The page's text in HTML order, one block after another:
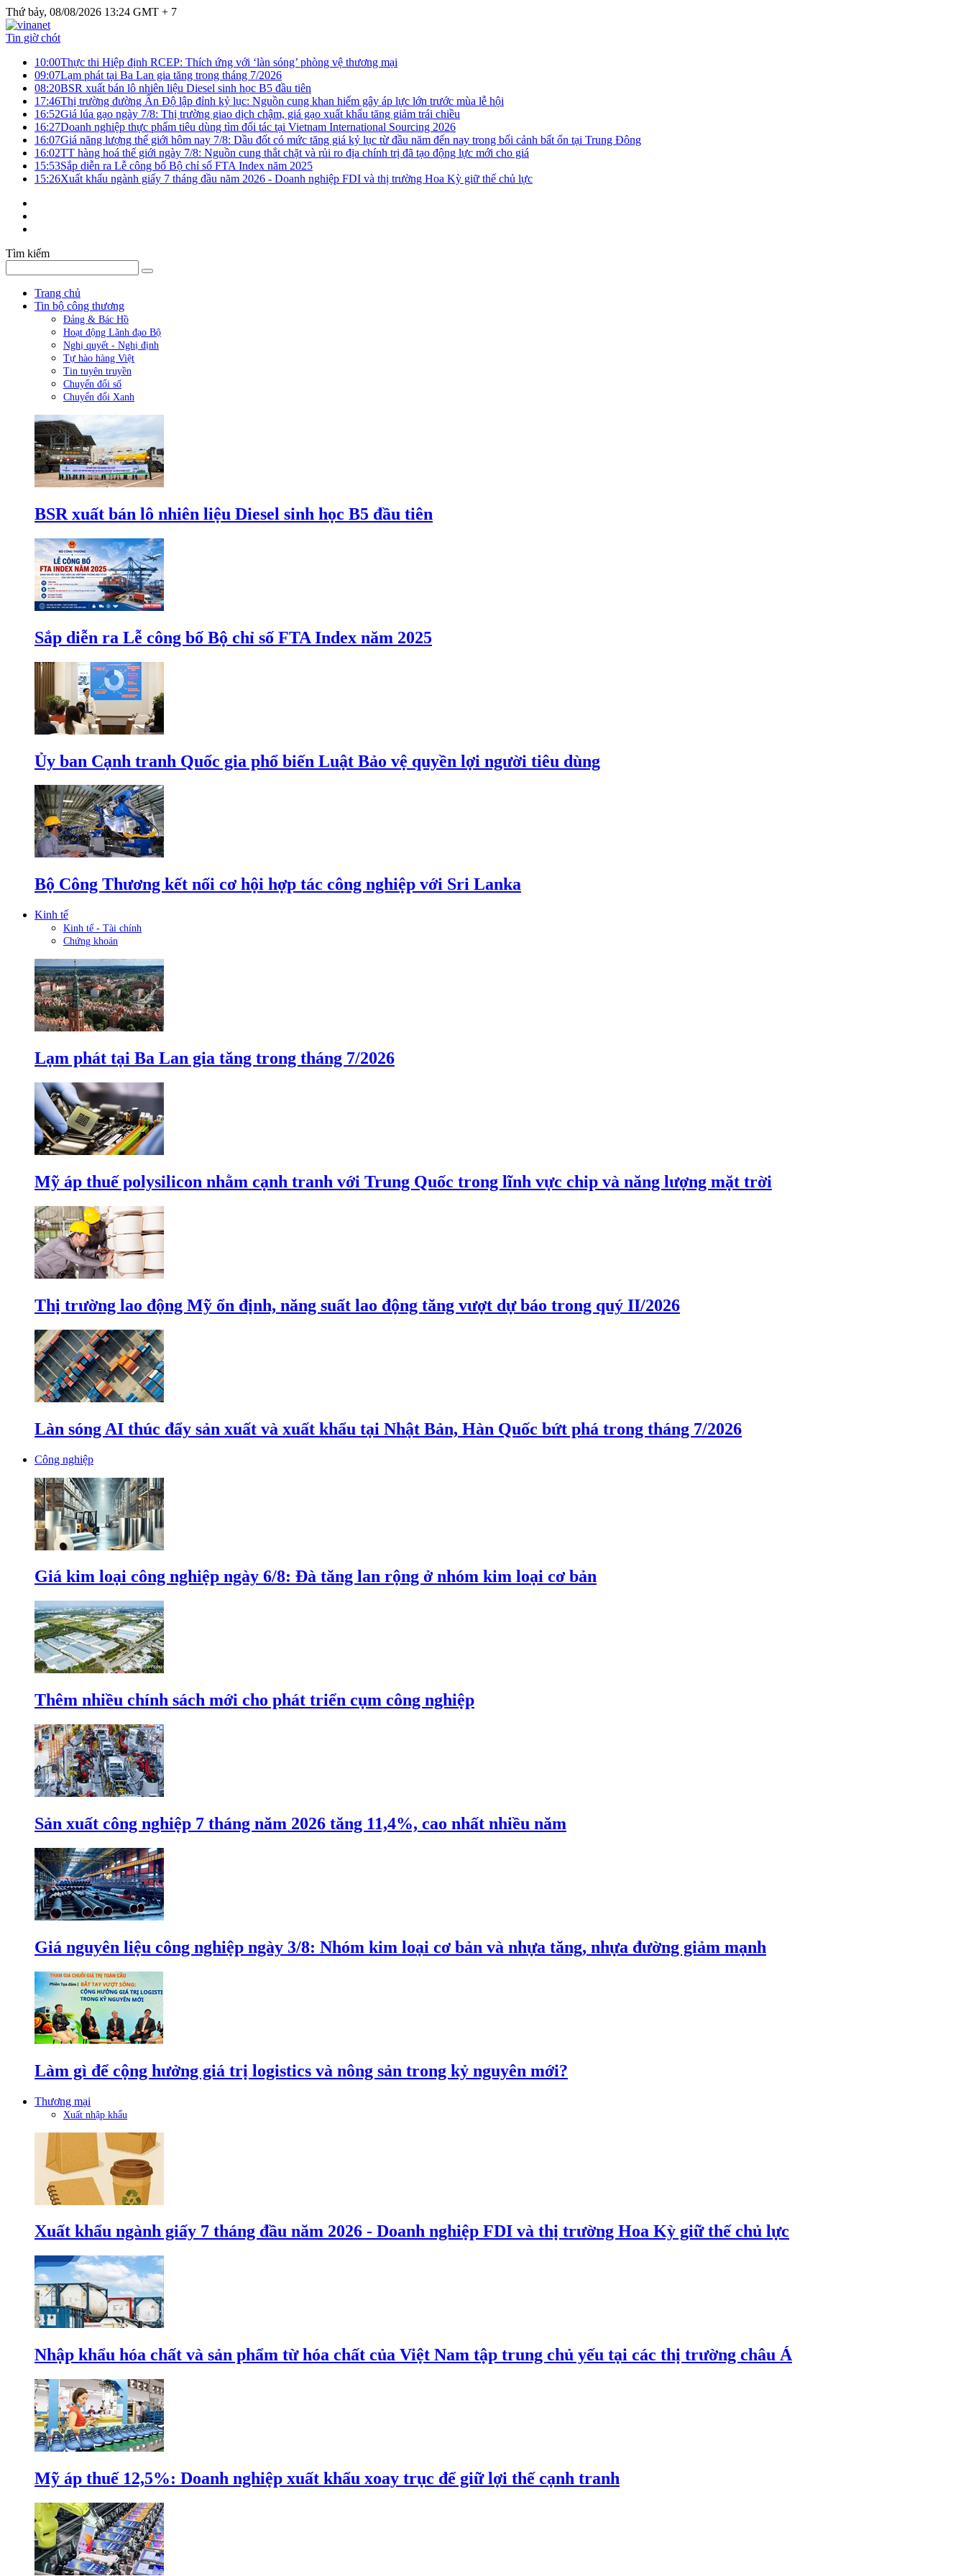
Thứ bảy, 08/08/2026 13:24 GMT + 7
Tin giờ chót
10:00Thực thi Hiệp định RCEP: Thích ứng với ‘làn sóng’ phòng vệ thương mại
09:07Lạm phát tại Ba Lan gia tăng trong tháng 7/2026
08:20BSR xuất bán lô nhiên liệu Diesel sinh học B5 đầu tiên
17:46Thị trường đường Ấn Độ lập đỉnh kỷ lục: Nguồn cung khan hiếm gây áp lực lớn trước mùa lễ hội
16:52Giá lúa gạo ngày 7/8: Thị trường giao dịch chậm, giá gạo xuất khẩu tăng giảm trái chiều
16:27Doanh nghiệp thực phẩm tiêu dùng tìm đối tác tại Vietnam International Sourcing 2026
16:07Giá năng lượng thế giới hôm nay 7/8: Dầu đốt có mức tăng giá kỷ lục từ đầu năm đến nay trong bối cảnh bất ổn tại Trung Đông
16:02TT hàng hoá thế giới ngày 7/8: Nguồn cung thắt chặt và rủi ro địa chính trị đã tạo động lực mới cho giá
15:53Sắp diễn ra Lễ công bố Bộ chỉ số FTA Index năm 2025
15:26Xuất khẩu ngành giấy 7 tháng đầu năm 2026 - Doanh nghiệp FDI và thị trường Hoa Kỳ giữ thế chủ lực
Tìm kiếm
Trang chủ
Tin bộ công thương
Đảng & Bác Hồ
Hoạt động Lãnh đạo Bộ
Nghị quyết - Nghị định
Tự hào hàng Việt
Tin tuyên truyền
Chuyển đổi số
Chuyển đổi Xanh
BSR xuất bán lô nhiên liệu Diesel sinh học B5 đầu tiên
Sắp diễn ra Lễ công bố Bộ chỉ số FTA Index năm 2025
Ủy ban Cạnh tranh Quốc gia phổ biến Luật Bảo vệ quyền lợi người tiêu dùng
Bộ Công Thương kết nối cơ hội hợp tác công nghiệp với Sri Lanka
Kinh tế
Kinh tế - Tài chính
Chứng khoán
Lạm phát tại Ba Lan gia tăng trong tháng 7/2026
Mỹ áp thuế polysilicon nhằm cạnh tranh với Trung Quốc trong lĩnh vực chip và năng lượng mặt trời
Thị trường lao động Mỹ ổn định, năng suất lao động tăng vượt dự báo trong quý II/2026
Làn sóng AI thúc đẩy sản xuất và xuất khẩu tại Nhật Bản, Hàn Quốc bứt phá trong tháng 7/2026
Công nghiệp
Giá kim loại công nghiệp ngày 6/8: Đà tăng lan rộng ở nhóm kim loại cơ bản
Thêm nhiều chính sách mới cho phát triển cụm công nghiệp
Sản xuất công nghiệp 7 tháng năm 2026 tăng 11,4%, cao nhất nhiều năm
Giá nguyên liệu công nghiệp ngày 3/8: Nhóm kim loại cơ bản và nhựa tăng, nhựa đường giảm mạnh
Làm gì để cộng hưởng giá trị logistics và nông sản trong kỷ nguyên mới?
Thương mại
Xuất nhập khẩu
Xuất khẩu ngành giấy 7 tháng đầu năm 2026 - Doanh nghiệp FDI và thị trường Hoa Kỳ giữ thế chủ lực
Nhập khẩu hóa chất và sản phẩm từ hóa chất của Việt Nam tập trung chủ yếu tại các thị trường châu Á
Mỹ áp thuế 12,5%: Doanh nghiệp xuất khẩu xoay trục để giữ lợi thế cạnh tranh